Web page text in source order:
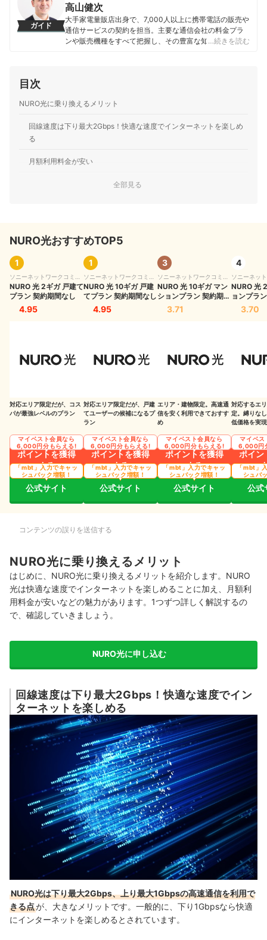
ガイド
高山健次
大手家電量販店出身で、7,000人以上に携帯電話の販売や
通信サービスの契約を担当。主要な通信会社の料金プラ
ンや販売機種をすべて把握し、その豊富な知識で店舗販
に、モバイルだけでなく10社以上の戸建て・マンション
た通信サービスだけでなく、ファイナンシャルプランナ
高山健次のプロフィール
…続きを読む
目次
NURO光に乗り換えるメリット
回線速度は下り最大2Gbps！快適な速度でインターネットを楽しめ
る
月額利用料金が安い
ソフトバンクユーザーはスマートフォンの利用料金がお得になる
NURO光への申し込みを行う
2回の開通工事へ立ち会い
NURO光を利用できるエリアは限定的
プロバイダーはSo-netのみ
電話番号の引き継ぎができない可能性がある
NURO光 for マンションでお得にインターネットを利用できる
キャンペーンを利用すればキャッシュバックがもらえる
NURO光へ乗り換えるメリットを把握できたら申し込みの検討も
全部見る
NURO光おすすめTOP5
1
ソニーネットワークコミュ
ニケーションズ
NURO 光 2ギガ 戸建て
プラン 契約期間なし
4.95
対応エリア限定だが、コス
パが最強レベルのプラン
ポイントを獲得
する
マイベスト会員なら
6,000円分もらえる!
公式サイト
「mbt」入力でキャッ
シュバック増額！
1
ソニーネットワークコミュ
ニケーションズ
NURO 光 10ギガ 戸建
てプラン 契約期間なし
4.95
対応エリア限定だが、戸建
てユーザーの候補になるプ
ラン
ポイントを獲得
する
マイベスト会員なら
6,000円分もらえる!
公式サイト
「mbt」入力でキャッ
シュバック増額！
3
ソニーネットワークコミュ
ニケーションズ
NURO 光 10ギガ マン
ションプラン 契約期間
なし3.71
エリア・建物限定。高速通
信を安く利用できておすす
め
ポイントを獲得
する
マイベスト会員なら
6,000円分もらえる!
公式サイト
「mbt」入力でキャッ
シュバック増額！
4
ソニーネッ
ニケーショ
NURO 光
ョンプラ
し3.70
対応するエ
定。縛りな
低価格を実現
ポイン
マイベス
6,000円
公式
「mbt」
シュバ
コンテンツの誤りを送信する
NURO光に乗り換えるメリット
はじめに、NURO光に乗り換えるメリットを紹介します。NURO
光は快適な速度でインターネットを楽しめることに加え、月額利
用料金が安いなどの魅力があります。1つずつ詳しく解説するの
で、確認していきましょう。
NURO光に申し込む
回線速度は下り最大2Gbps！快適な速度でイン
ターネットを楽しめる
NURO光は下り最大2Gbps、上り最大1Gbpsの高速通信を利用で
きる点が、大きなメリットです。 一般的に、下り1Gbpsなら快適
にインターネットを楽しめるとされています。